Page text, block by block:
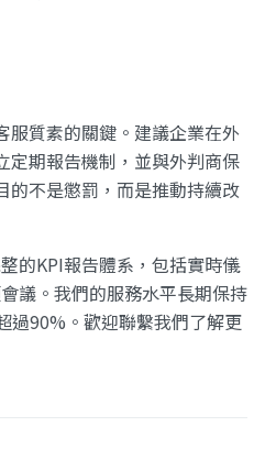
服質素的關鍵。建議企業在外
定期報告機制，並與外判商保
的不是懲罰，而是推動持續改
的KPI報告體系，包括實時儀
議。我們的服務水平長期保持
過90%。歡迎聯繫我們了解更